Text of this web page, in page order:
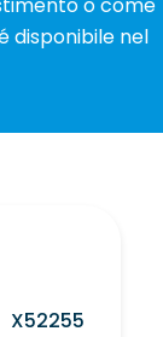
o come
disponibile nel
X52255